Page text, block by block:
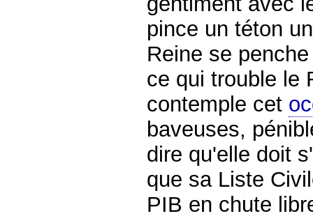
pince un téton
Reine se
ce qui trouble le
contemple cet
baveuses,
dire qu'elle doit
que sa Liste
PIB en chute